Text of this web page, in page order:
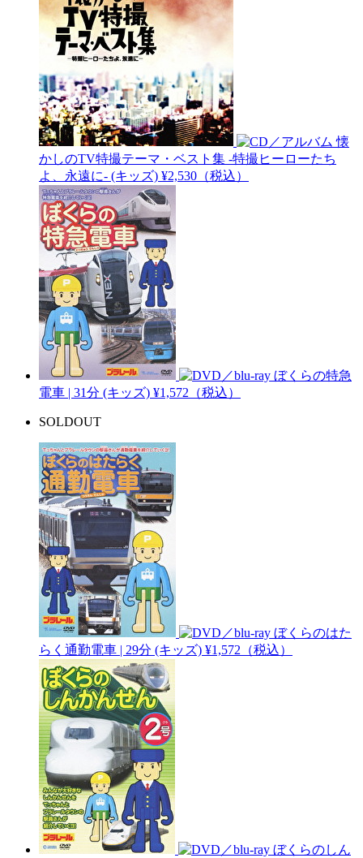
懐
かしのTV特撮テーマ・ベスト集 -特撮ヒーローたち
よ、永遠に- (キッズ) ¥2,530（税込）
ぼくらの特急
電車 | 31分 (キッズ) ¥1,572（税込）
SOLDOUT
ぼくらのはた
らく通勤電車 | 29分 (キッズ) ¥1,572（税込）
ぼくらのしん